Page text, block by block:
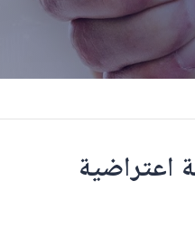
اعتراضية